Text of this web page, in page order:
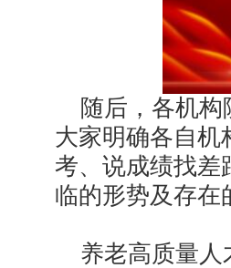
随后，各机构
大家明确各自机
考、说成绩找差
临的形势及存在
养老高质量人